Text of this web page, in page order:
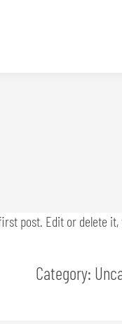
post. Edit or delete
Category: